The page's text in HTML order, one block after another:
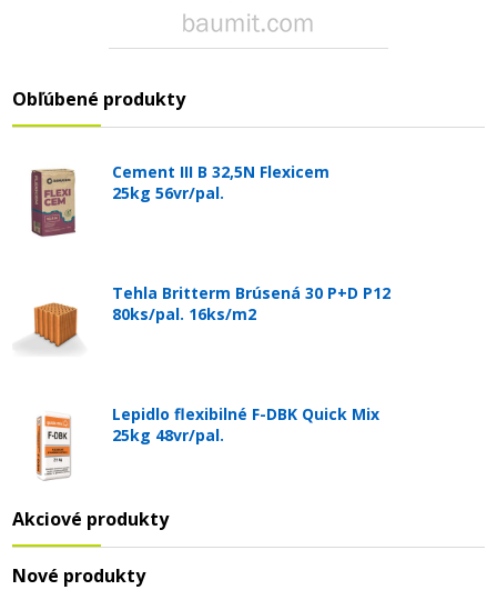
Obľúbené produkty
Cement III B 32,5N Flexicem
25kg 56vr/pal.
Tehla Britterm Brúsená 30 P+D P12
80ks/pal. 16ks/m2
Lepidlo flexibilné F-DBK Quick Mix
25kg 48vr/pal.
Akciové produkty
Nové produkty